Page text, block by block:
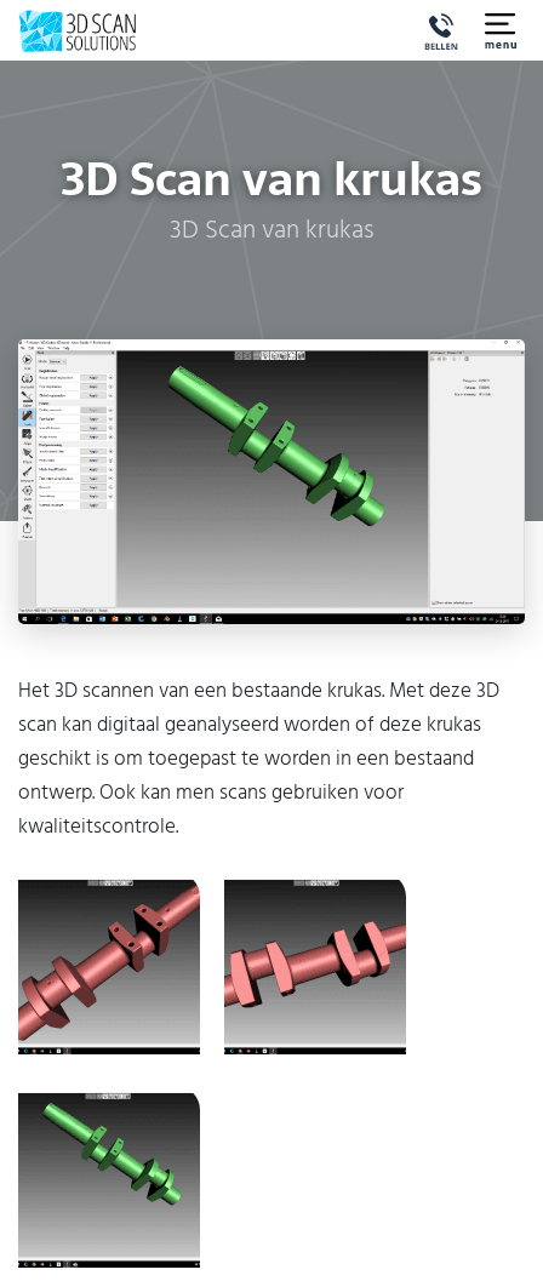
3D Scan van krukas
3D Scan van krukas
Het 3D scannen van een bestaande krukas. Met deze 3D
scan kan digitaal geanalyseerd worden of deze krukas
geschikt is om toegepast te worden in een bestaand
ontwerp. Ook kan men scans gebruiken voor
kwaliteitscontrole.